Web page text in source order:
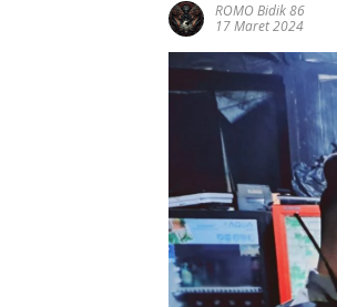
ROMO Bidik 86
17 Maret 2024